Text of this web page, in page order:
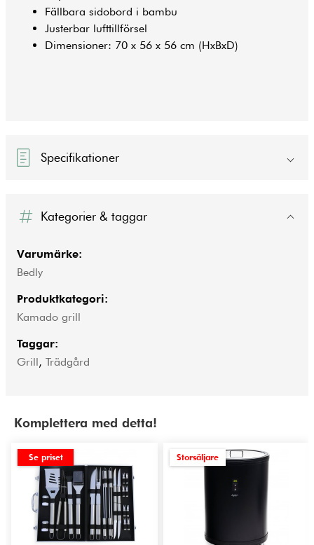
Fällbara sidobord i bambu
Justerbar lufttillförsel
Dimensioner: 70 x 56 x 56 cm (HxBxD)
Specifikationer
Kategorier & taggar
Varumärke:
Bedly
Produktkategori:
Kamado grill
Taggar:
Grill, Trädgård
Komplettera med detta!
Se priset Storsäljare